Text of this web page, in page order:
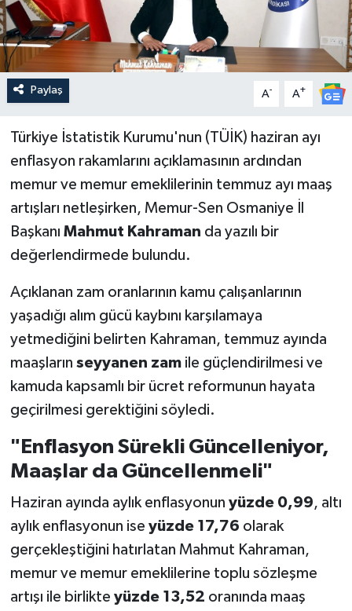
Paylaş A- A+
Türkiye İstatistik Kurumu'nun (TÜİK) haziran ayı
enflasyon rakamlarını açıklamasının ardından
memur ve memur emeklilerinin temmuz ayı maaş
artışları netleşirken, Memur-Sen Osmaniye İl
Başkanı Mahmut Kahraman da yazılı bir
değerlendirmede bulundu.
Açıklanan zam oranlarının kamu çalışanlarının
yaşadığı alım gücü kaybını karşılamaya
yetmediğini belirten Kahraman, temmuz ayında
maaşların seyyanen zamile güçlendirilmesi ve
kamuda kapsamlı bir ücret reformunun hayata
geçirilmesi gerektiğini söyledi.
"Enflasyon Sürekli Güncelleniyor,
Maaşlar da Güncellenmeli"
Haziran ayında aylık enflasyonun yüzde 0,99, altı
aylık enflasyonun ise yüzde 17,76 olarak
gerçekleştiğini hatırlatan Mahmut Kahraman,
memur ve memur emeklilerine toplu sözleşme
artışı ile birlikte yüzde 13,52 oranında maaş